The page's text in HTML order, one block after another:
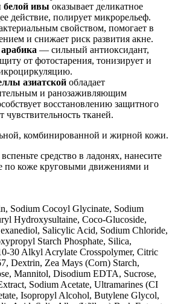
белой ивы оказывает деликатное
действие, полирует микрорельеф.
свойством, помогает в
и снижает риск развития акне.
— сильный антиоксидант,
от фотостарения, тонизирует и
азиатской обладает
и ранозаживляющим
восстановлению защитного
чувствительность тканей.
комбинированной и жирной кожи.
вспеньте средство в ладонях, нанесите
по коже круговыми движениями и
Sodium Cocoyl Glycinate, Sodium
Hydroxysultaine, Coco-Glucoside,
Salicylic Acid, Sodium Chloride,
Starch Phosphate, Silica,
30 Alkyl Acrylate Crosspolymer, Citric
Dextrin, Zea Mays (Corn) Starch,
Mannitol, Disodium EDTA, Sucrose,
Sodium Acetate, Ultramarines (CI
Isopropyl Alcohol, Butylene Glycol,